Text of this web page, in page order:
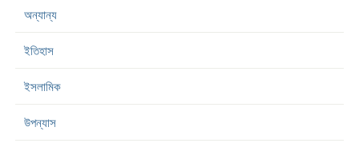
অন্যান্য
ইতিহাস
ইসলামিক
উপন্যাস